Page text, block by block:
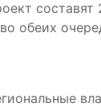
обеих